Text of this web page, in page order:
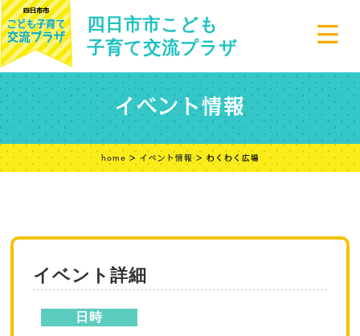
四日市市こども
子育て交流プラザ
イベント情報
home > イベント情報> わくわく広場
イベント詳細
日時